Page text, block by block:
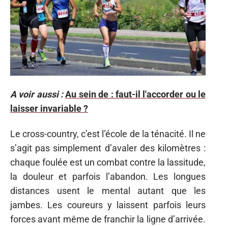
A voir aussi : Au sein de : faut-il l'accorder ou le
laisser invariable ?
Le cross-country, c’est l’école de la ténacité. Il ne
s’agit pas simplement d’avaler des kilomètres :
chaque foulée est un combat contre la lassitude,
la douleur et parfois l’abandon. Les longues
distances usent le mental autant que les
jambes. Les coureurs y laissent parfois leurs
forces avant même de franchir la ligne d’arrivée.